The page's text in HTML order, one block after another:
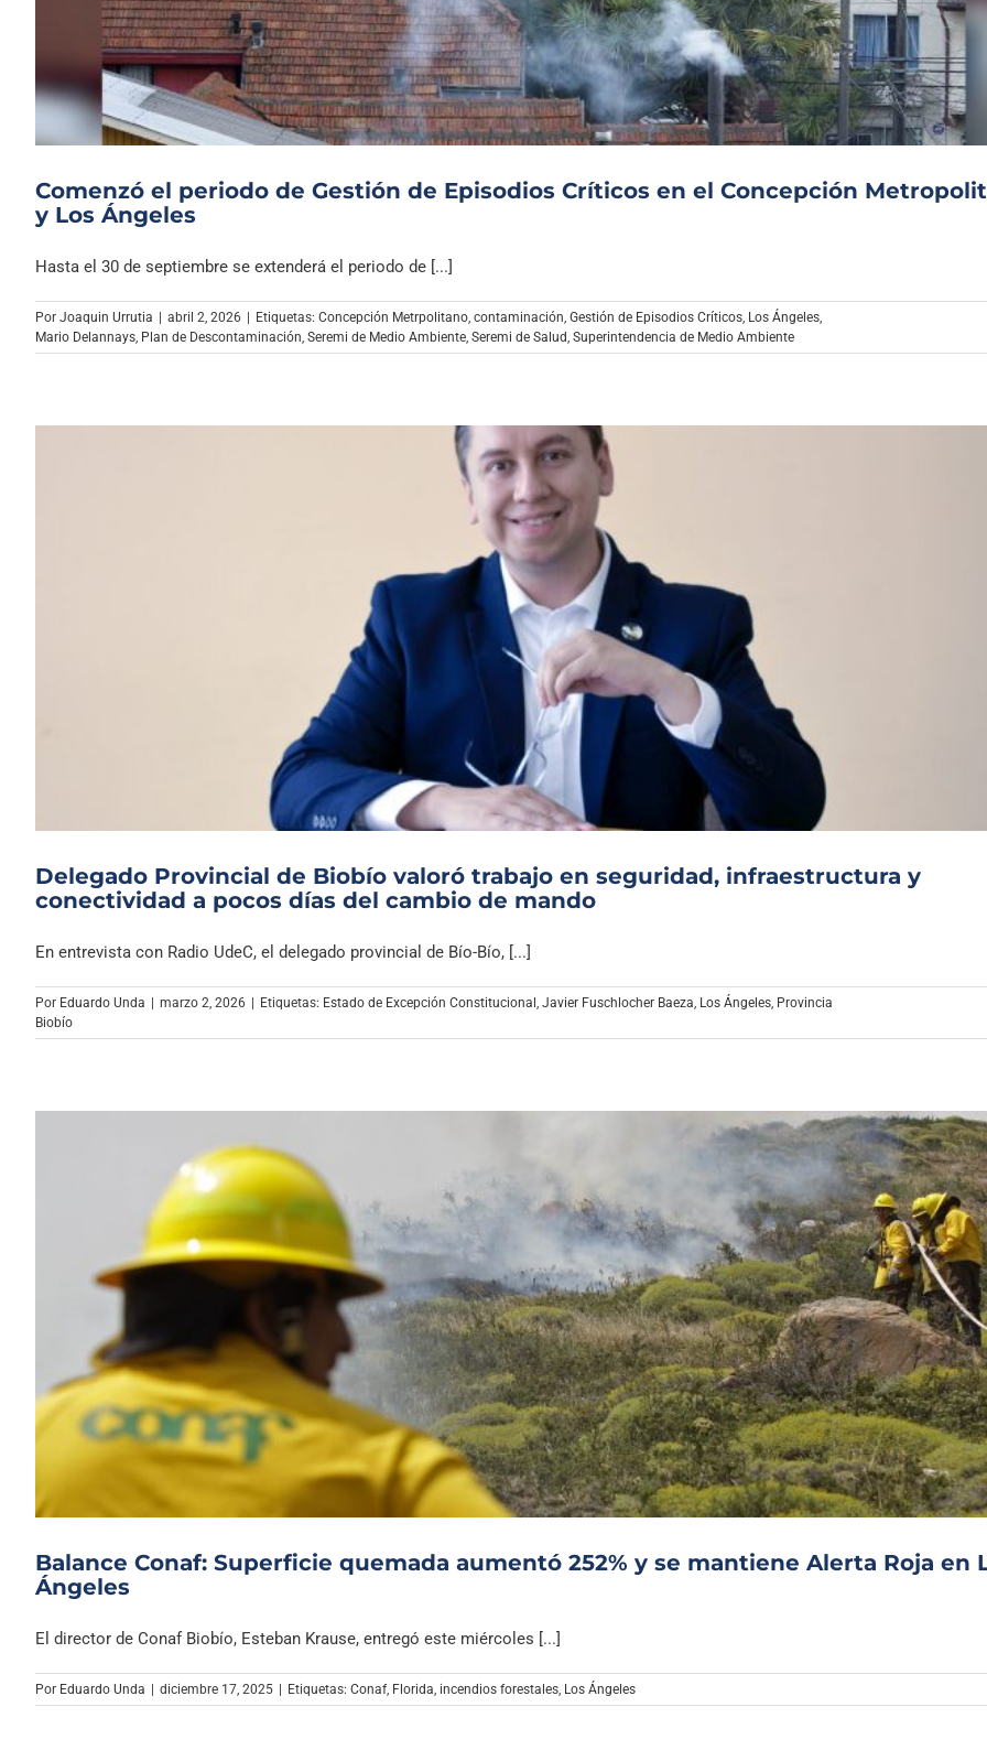
Archivo Sonoro
Comenzó el periodo de Gestión de Episodios Críticos en el Concepción
y Los Ángeles
Hasta el 30 de septiembre se extenderá el periodo de [...]
Por Joaquin Urrutia abril 2, 2026 Etiquetas: Concepción Metrpolitano, contaminación, Gestión de Episodios Críticos, Los Ángeles,
Mario Delannays, Plan de Descontaminación, Seremi de Medio Ambiente, Seremi de Salud, Superintendencia de Medio Ambiente
Delegado Provincial de Biobío valoró trabajo en seguridad, infraestructura y
conectividad a pocos días del cambio de mando
En entrevista con Radio UdeC, el delegado provincial de Bío-Bío, [...]
Por Eduardo Unda marzo 2, 2026 Etiquetas: Estado de Excepción Constitucional , Javier Fuschlocher Baeza, Los Ángeles, Provincia
Biobío
Balance Conaf: Superficie quemada aumentó 252% y se mantiene Alerta Roja en
Ángeles
El director de Conaf Biobío, Esteban Krause, entregó este miércoles [...]
Por Eduardo Unda | diciembre 17, 2025 | Etiquetas: Conaf, Florida incendios forestales Los Ángeles